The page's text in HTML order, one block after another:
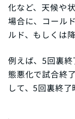
化など、天候や
場合に、コール
ルド、もしくは
例えば、5回裏
態悪化で試合終
して、5回裏終了